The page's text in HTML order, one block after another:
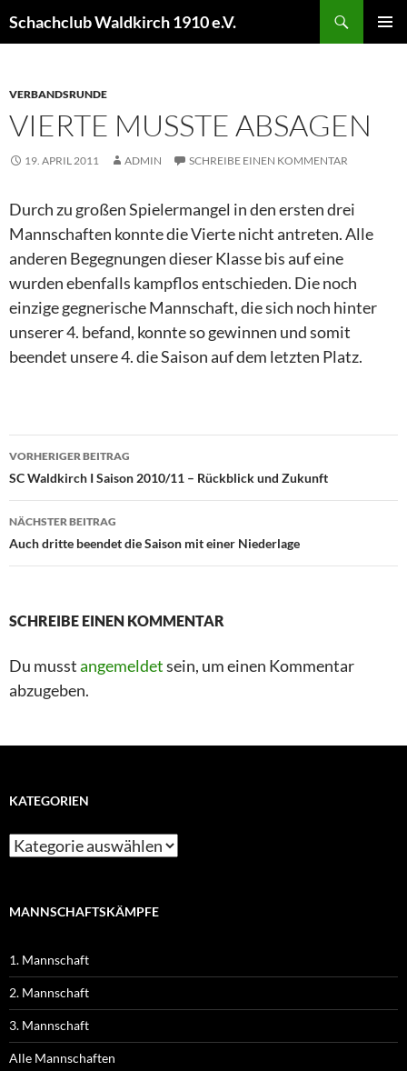
Schachclub Waldkirch 1910 e.V.
VERBANDSRUNDE
VIERTE MUSSTE ABSAGEN
19. APRIL 2011 ADMIN SCHREIBE EINEN KOMMENTAR
Durch zu großen Spielermangel in den ersten drei
Mannschaften konnte die Vierte nicht antreten. Alle
anderen Begegnungen dieser Klasse bis auf eine
wurden ebenfalls kampflos entschieden. Die noch
einzige gegnerische Mannschaft, die sich noch hinter
unserer 4. befand, konnte so gewinnen und somit
beendet unsere 4. die Saison auf dem letzten Platz.
VORHERIGER BEITRAG
SC Waldkirch I Saison 2010/11 – Rückblick und Zukunft
NÄCHSTER BEITRAG
Auch dritte beendet die Saison mit einer Niederlage
SCHREIBE EINEN KOMMENTAR
Du musstangemeldetsein, um einen Kommentar
abzugeben.
KATEGORIEN
MANNSCHAFTSKÄMPFE
1. Mannschaft
2. Mannschaft
3. Mannschaft
Alle Mannschaften